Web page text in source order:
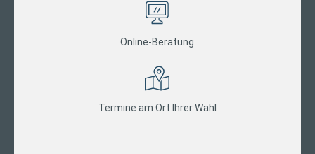
Online-Beratung
Termine am Ort Ihrer Wahl